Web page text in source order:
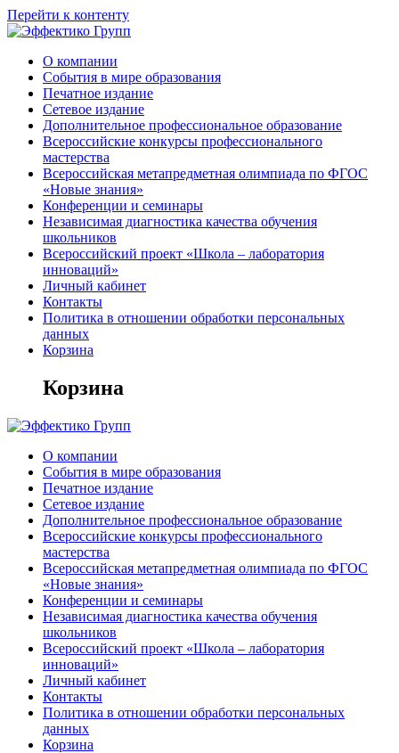
Перейти к контенту
О компании
События в мире образования
Печатное издание
Сетевое издание
Дополнительное профессиональное образование
Всероссийские конкурсы профессионального
мастерства
Всероссийская метапредметная олимпиада по ФГОС
«Новые знания»
Конференции и семинары
Независимая диагностика качества обучения
школьников
Всероссийский проект «Школа – лаборатория
инноваций»
Личный кабинет
Контакты
Политика в отношении обработки персональных
данных
Корзина
Корзина
О компании
События в мире образования
Печатное издание
Сетевое издание
Дополнительное профессиональное образование
Всероссийские конкурсы профессионального
мастерства
Всероссийская метапредметная олимпиада по ФГОС
«Новые знания»
Конференции и семинары
Независимая диагностика качества обучения
школьников
Всероссийский проект «Школа – лаборатория
инноваций»
Личный кабинет
Контакты
Политика в отношении обработки персональных
данных
Корзина